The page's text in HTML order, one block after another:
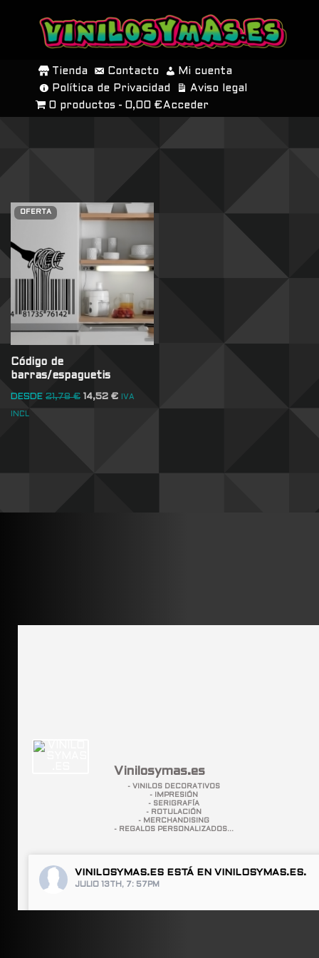
SALTAR
CONTENIDO
Tienda Contacto
Mi cuenta
Política de Privacidad
Aviso legal
0 productos
0,00 € Acceder
OFERTA
Código de
barras/espaguetis
DESDE 21,78€ 14,52 € IVA
INCL
Vinilosymas.es
- VINILOS DECORATIVOS
- IMPRESIÓN
- SERIGRAFÍA
- ROTULACIÓN
- MERCHANDISING
- REGALOS PERSONALIZADOS...
VINILOSYMAS.ES ESTÁ EN VINILOSYMAS.ES.
JULIO 13TH, 7: 57PM